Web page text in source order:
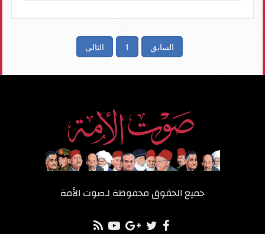
السابق 1 التالى
جميع الحقوق محفوظة لـصوت الأمة